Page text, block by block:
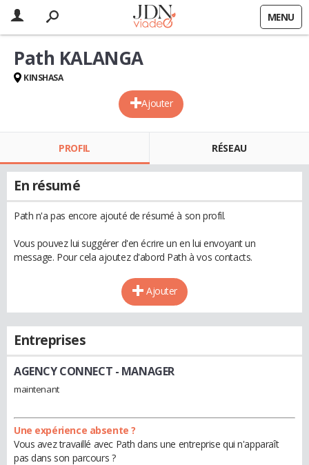
MENU
Ajouter
Path KALANGA
KINSHASA
PROFIL RÉSEAU
En résumé
Path n'a pas encore ajouté de résumé à son profil.
Vous pouvez lui suggérer d'en écrire un en lui envoyant un
message. Pour cela ajoutez d'abord Path à vos contacts.
Ajouter
Entreprises
AGENCY CONNECT - MANAGER
maintenant
Une expérience absente ?
Vous avez travaillé avec Path dans une entreprise qui n'apparaît
pas dans son parcours ?